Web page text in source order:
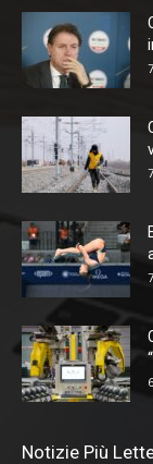
Notizie Più